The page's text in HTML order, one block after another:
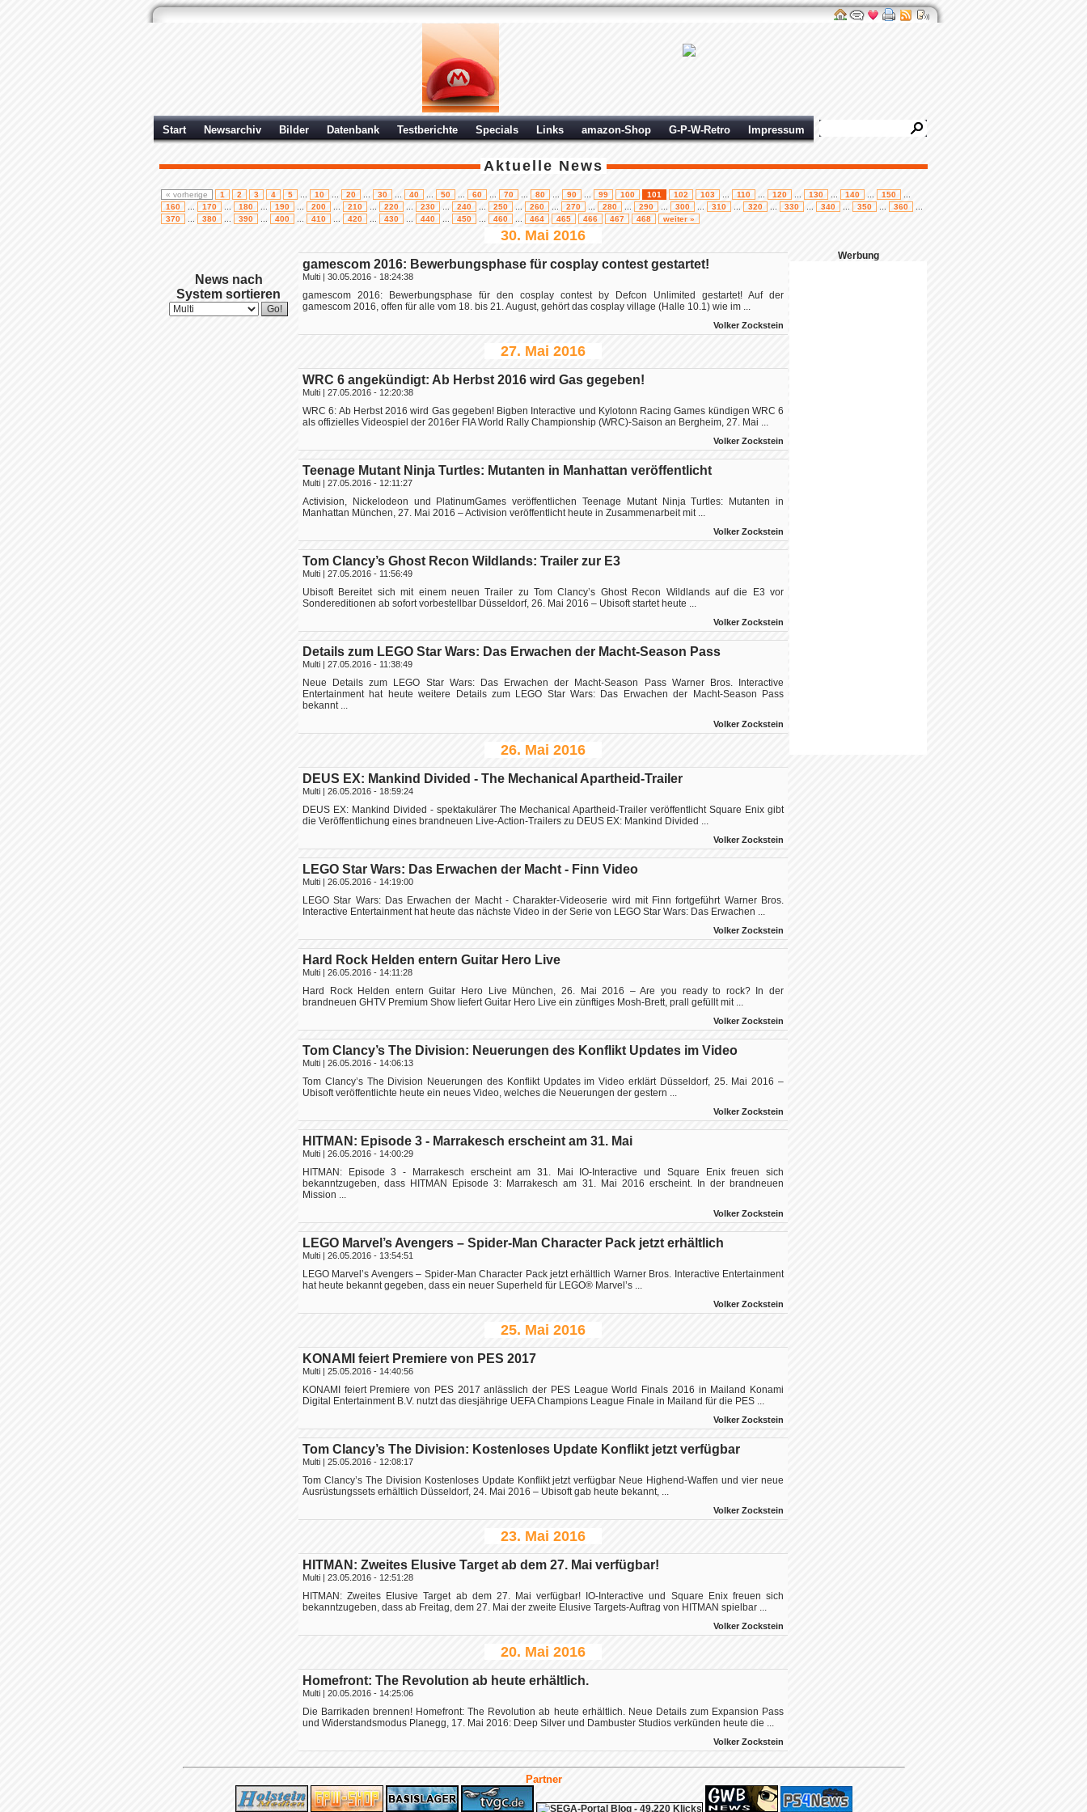
Start Newsarchiv Bilder Datenbank Testberichte Specials Links amazon-Shop G-P-W-Retro Impressum
Aktuelle News
« vorherige 1 2 3 4 5 10 20 30 40 50 60 70 80 90 99 100 101 102 103 110 120 130 140 150
160
170 180 190 200 210 220 230 240 250 260 270 280 290 300 310 320 330 340 350 360
370
380 390 400 410 420 430 440 450 460 464 465 466 467 468 weiter »
News nach
System sortieren
30. Mai 2016
gamescom 2016: Bewerbungsphase für cosplay contest gestartet!
Multi | 30.05.2016 - 18:24:38
gamescom 2016: Bewerbungsphase für den cosplay contest by Defcon Unlimited gestartet! Auf der
gamescom 2016, offen für alle vom 18. bis 21. August, gehört das cosplay village (Halle 10.1) wie im ...
Volker Zockstein
27. Mai 2016
WRC 6 angekündigt: Ab Herbst 2016 wird Gas gegeben!
Multi | 27.05.2016 - 12:20:38
WRC 6: Ab Herbst 2016 wird Gas gegeben! Bigben Interactive und Kylotonn Racing Games kündigen WRC 6
als offizielles Videospiel der 2016er FIA World Rally Championship (WRC)-Saison an Bergheim, 27. Mai ...
Volker Zockstein
Teenage Mutant Ninja Turtles: Mutanten in Manhattan veröffentlicht
Multi | 27.05.2016 - 12:11:27
Activision, Nickelodeon und PlatinumGames veröffentlichen Teenage Mutant Ninja Turtles: Mutanten in
Manhattan München, 27. Mai 2016 – Activision veröffentlicht heute in Zusammenarbeit mit ...
Volker Zockstein
Tom Clancy’s Ghost Recon Wildlands: Trailer zur E3
Multi | 27.05.2016 - 11:56:49
Ubisoft Bereitet sich mit einem neuen Trailer zu Tom Clancy’s Ghost Recon Wildlands auf die E3 vor
Sondereditionen ab sofort vorbestellbar Düsseldorf, 26. Mai 2016 – Ubisoft startet heute ...
Volker Zockstein
Details zum LEGO Star Wars: Das Erwachen der Macht-Season Pass
Multi | 27.05.2016 - 11:38:49
Neue Details zum LEGO Star Wars: Das Erwachen der Macht-Season Pass Warner Bros. Interactive
Entertainment hat heute weitere Details zum LEGO Star Wars: Das Erwachen der Macht-Season Pass
bekannt ...
Volker Zockstein
26. Mai 2016
DEUS EX: Mankind Divided - The Mechanical Apartheid-Trailer
Multi | 26.05.2016 - 18:59:24
DEUS EX: Mankind Divided - spektakulärer The Mechanical Apartheid-Trailer veröffentlicht Square Enix gibt
die Veröffentlichung eines brandneuen Live-Action-Trailers zu DEUS EX: Mankind Divided ...
Volker Zockstein
LEGO Star Wars: Das Erwachen der Macht - Finn Video
Multi | 26.05.2016 - 14:19:00
LEGO Star Wars: Das Erwachen der Macht - Charakter-Videoserie wird mit Finn fortgeführt Warner Bros.
Interactive Entertainment hat heute das nächste Video in der Serie von LEGO Star Wars: Das Erwachen ...
Volker Zockstein
Hard Rock Helden entern Guitar Hero Live
Multi | 26.05.2016 - 14:11:28
Hard Rock Helden entern Guitar Hero Live München, 26. Mai 2016 – Are you ready to rock? In der
brandneuen GHTV Premium Show liefert Guitar Hero Live ein zünftiges Mosh-Brett, prall gefüllt mit ...
Volker Zockstein
Tom Clancy’s The Division: Neuerungen des Konflikt Updates im Video
Multi | 26.05.2016 - 14:06:13
Tom Clancy’s The Division Neuerungen des Konflikt Updates im Video erklärt Düsseldorf, 25. Mai 2016 –
Ubisoft veröffentlichte heute ein neues Video, welches die Neuerungen der gestern ...
Volker Zockstein
HITMAN: Episode 3 - Marrakesch erscheint am 31. Mai
Multi | 26.05.2016 - 14:00:29
HITMAN: Episode 3 - Marrakesch erscheint am 31. Mai IO-Interactive und Square Enix freuen sich
bekanntzugeben, dass HITMAN Episode 3: Marrakesch am 31. Mai 2016 erscheint. In der brandneuen
Mission ...
Volker Zockstein
LEGO Marvel’s Avengers – Spider-Man Character Pack jetzt erhältlich
Multi | 26.05.2016 - 13:54:51
LEGO Marvel’s Avengers – Spider-Man Character Pack jetzt erhältlich Warner Bros. Interactive Entertainment
hat heute bekannt gegeben, dass ein neuer Superheld für LEGO® Marvel’s ...
Volker Zockstein
25. Mai 2016
KONAMI feiert Premiere von PES 2017
Multi | 25.05.2016 - 14:40:56
KONAMI feiert Premiere von PES 2017 anlässlich der PES League World Finals 2016 in Mailand Konami
Digital Entertainment B.V. nutzt das diesjährige UEFA Champions League Finale in Mailand für die PES ...
Volker Zockstein
Tom Clancy’s The Division: Kostenloses Update Konflikt jetzt verfügbar
Multi | 25.05.2016 - 12:08:17
Tom Clancy’s The Division Kostenloses Update Konflikt jetzt verfügbar Neue Highend-Waffen und vier neue
Ausrüstungssets erhältlich Düsseldorf, 24. Mai 2016 – Ubisoft gab heute bekannt, ...
Volker Zockstein
23. Mai 2016
HITMAN: Zweites Elusive Target ab dem 27. Mai verfügbar!
Multi | 23.05.2016 - 12:51:28
HITMAN: Zweites Elusive Target ab dem 27. Mai verfügbar! IO-Interactive und Square Enix freuen sich
bekanntzugeben, dass ab Freitag, dem 27. Mai der zweite Elusive Targets-Auftrag von HITMAN spielbar ...
Volker Zockstein
20. Mai 2016
Homefront: The Revolution ab heute erhältlich.
Multi | 20.05.2016 - 14:25:06
Die Barrikaden brennen! Homefront: The Revolution ab heute erhältlich. Neue Details zum Expansion Pass
und Widerstandsmodus Planegg, 17. Mai 2016: Deep Silver und Dambuster Studios verkünden heute die ...
Volker Zockstein
Werbung
Partner